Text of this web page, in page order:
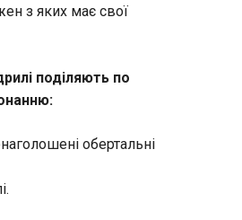
з яких має свої
поділяють по
обертальні